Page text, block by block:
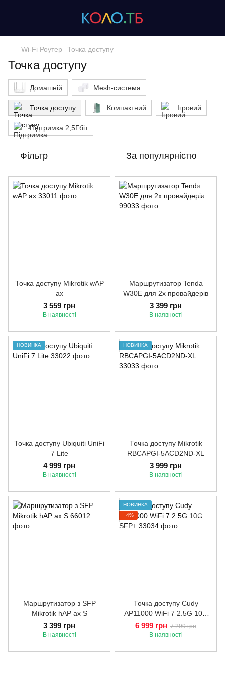
Wi-Fi Роутер Точка доступу
Точка доступу
Домашній Mesh-система
Точка доступу Компактний Ігровий
Підтримка 2,5Гбіт
Фільтр За популярністю
Точка доступу Mikrotik wAP
ax
3 559 грн
В наявності
Маршрутизатор Tenda
W30E для 2х провайдерів
3 399 грн
В наявності
НОВИНКА
Точка доступу Ubiquiti UniFi
7 Lite
4 999 грн
В наявності
НОВИНКА
Точка доступу Mikrotik
RBCAPGI-5ACD2ND-XL
3 999 грн
В наявності
Маршрутизатор з SFP
Mikrotik hAP ax S
3 399 грн
В наявності
НОВИНКА
−4%
Точка доступу Cudy
AP11000 WiFi 7 2.5G 10G
SFP+
6 999 грн 7 299 грн
В наявності